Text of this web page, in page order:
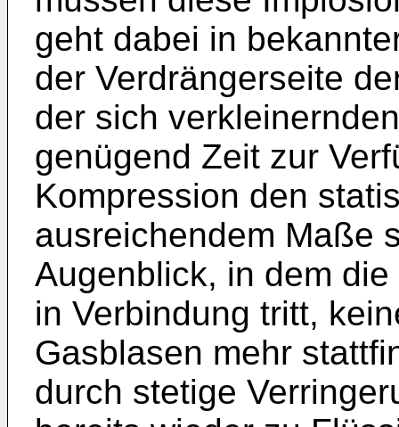
geht dabei in
der Verdränger­seite
der sich
genügend Zeit zur
Kompression den
ausreichendem Maße
Augenblick, in dem
in Verbindung tritt,
Gasblasen mehr
durch stetige